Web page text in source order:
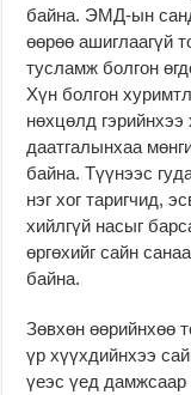
байна. ЭМД-ын
өөрөө ашиглаагүй
тусламж болгон
Хүн болгон
нөхцөлд
даатгалынхаа
байна. Түүнээс
нэг хог таригчид,
хийлгүй насыг
өргөхийг сайн
байна.
Зөвхөн өөрийнхөө
үр хүүхдийнхээ
үеэс үед дамжсаар